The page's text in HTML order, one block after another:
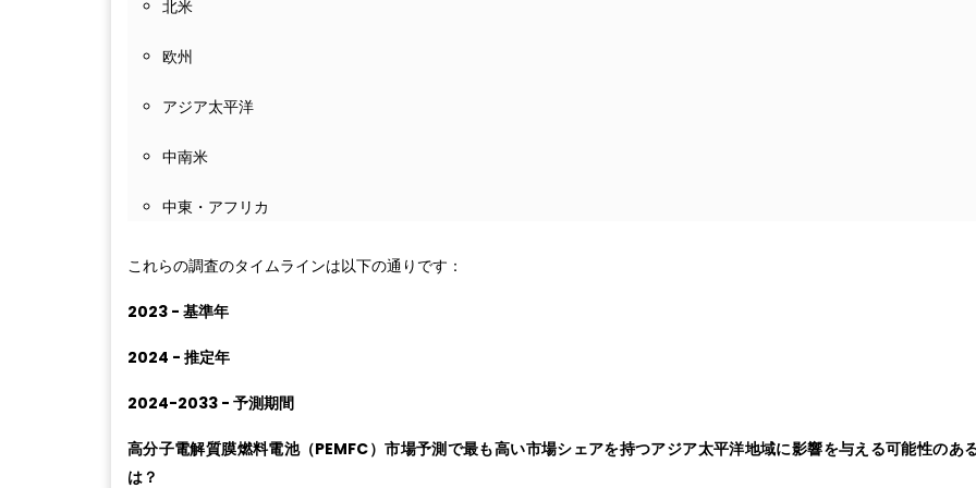
北米
欧州
アジア太平洋
中南米
中東・アフリカ
これらの調査のタイムラインは以下の通りです：
2023 - 基準年
2024 - 推定年
2024-2033 - 予測期間
高分子電解質膜燃料電池（PEMFC）市場予測で最も高い市場シェアを持つアジア太平洋地域に影響を与える可能性のあ
は？